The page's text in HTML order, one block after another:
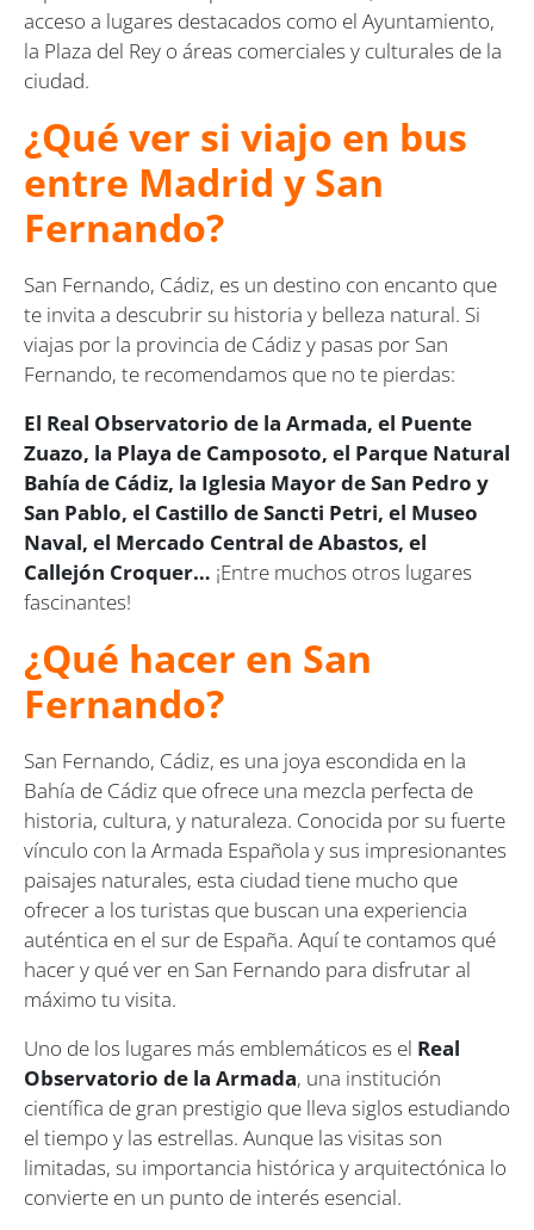
acceso a lugares destacados como el Ayuntamiento,
la Plaza del Rey o áreas comerciales y culturales de la
ciudad.
¿Qué ver si viajo en bus
entre Madrid y San
Fernando?
San Fernando, Cádiz, es un destino con encanto que
te invita a descubrir su historia y belleza natural. Si
viajas por la provincia de Cádiz y pasas por San
Fernando, te recomendamos que no te pierdas:
El Real Observatorio de la Armada, el Puente
Zuazo, la Playa de Camposoto, el Parque Natural
Bahía de Cádiz, la Iglesia Mayor de San Pedro y
San Pablo, el Castillo de Sancti Petri, el Museo
Naval, el Mercado Central de Abastos, el
Callejón Croquer… ¡Entre muchos otros lugares
fascinantes!
¿Qué hacer en San
Fernando?
San Fernando, Cádiz, es una joya escondida en la
Bahía de Cádiz que ofrece una mezcla perfecta de
historia, cultura, y naturaleza. Conocida por su fuerte
vínculo con la Armada Española y sus impresionantes
paisajes naturales, esta ciudad tiene mucho que
ofrecer a los turistas que buscan una experiencia
auténtica en el sur de España. Aquí te contamos qué
hacer y qué ver en San Fernando para disfrutar al
máximo tu visita.
Uno de los lugares más emblemáticos es el Real
Observatorio de la Armada, una institución
científica de gran prestigio que lleva siglos estudiando
el tiempo y las estrellas. Aunque las visitas son
limitadas, su importancia histórica y arquitectónica lo
convierte en un punto de interés esencial.